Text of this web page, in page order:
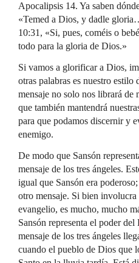
Apocalipsis 14. Ya saben
«Temed a Dios, y dadle
10:31, «Si, pues, coméis o
todo para la gloria de Dios.»
Si vamos a glorificar a Dios,
otras palabras es nuestro
mensaje no solo nos librará de
que también mantendrá
para que podamos discernir y
enemigo.
De modo que Sansón
mensaje de los tres ángeles.
igual que Sansón era
otro mensaje. Si bien
evangelio, es mucho, mucho
Sansón representa el poder
mensaje de los tres ángeles
cuando el pueblo de Dios que